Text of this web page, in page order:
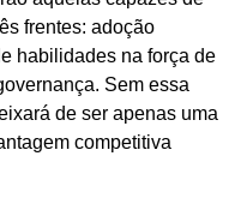
frentes: adoção
habilidades na força de
Sem essa
de ser apenas uma
competitiva